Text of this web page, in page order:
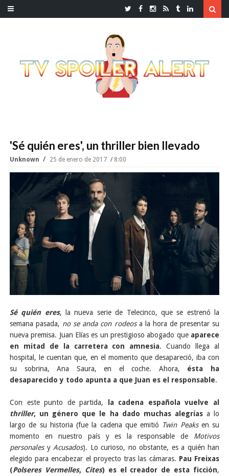
'Sé quién eres', un thriller bien llevado
Unknown 25 de enero de 2017 8:00
Sé quién eres, la nueva serie de Telecinco, que se estrenó la
semana pasada, no se anda con rodeosa la hora de presentar su
nueva premisa. Juan Elías es un prestigioso abogado que aparece
en mitad de la carretera con amnesia. Cuando llega al
hospital, le cuentan que, en el momento que desapareció, iba con
su sobrina, Ana Saura, en el coche. Ahora, ésta ha
desaparecido y todo apunta a que Juan es el responsable.
Con este punto de partida,
la cadena española vuelve al
thriller, un género que le ha dado muchas alegríasa lo
largo de su historia (fue la cadena que emitió Twin Peaksen su
momento en nuestro país y es la responsable de Motivos
personalesy Acusados). Lo curioso, no obstante, es a quién han
elegido para encabezar el proyecto tras las cámaras. Pau Freixas
(Polseres Vermelles, Cites) es el creador de esta ficción,